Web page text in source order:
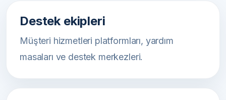
Destek ekipleri
Müşteri hizmetleri platformları, yardım
masaları ve destek merkezleri.